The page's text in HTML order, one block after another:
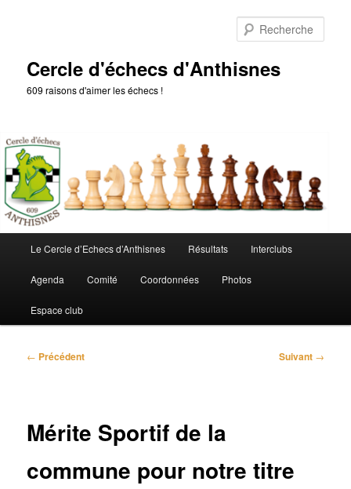
Cercle d'échecs d'Anthisnes
609 raisons d'aimer les échecs !
principal
Le Cercle d’Echecs d’Anthisnes Résultats Interclubs
Agenda Comité Coordonnées Photos
Espace club
Navigation
← Précédent Suivant →
Mérite Sportif de la
commune pour notre titre